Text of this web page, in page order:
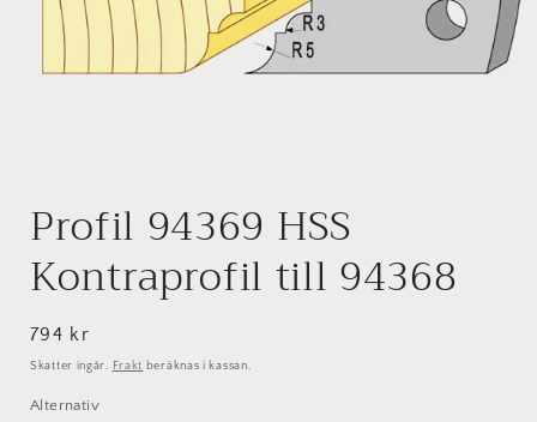
1
Profil 94369 HSS
Kontraprofil till 94368
Ordinarie
pris
794 kr
Skatter ingår. Frakt beräknas i kassan.
Alternativ